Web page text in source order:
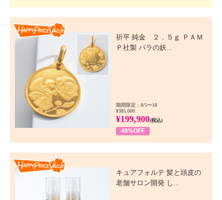
祈平 純金 ２．５ｇ ＰＡＭ
Ｐ社製 バラの妖...
期間限定：8/5〜18
¥385,000
¥199,900(税込)
48%OFF
キュアフォルテ 髪と頭皮の
老舗サロン開発 し...